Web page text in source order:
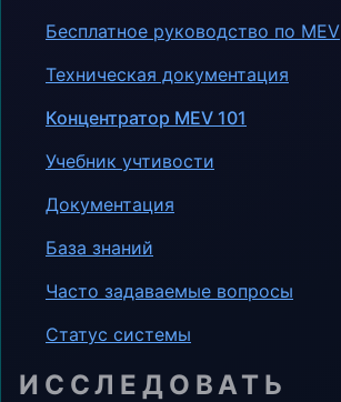
Бесплатное руководство по MEV
Техническая документация
Концентратор MEV 101
Учебник учтивости
Документация
База знаний
Часто задаваемые вопросы
Статус системы
ИССЛЕДОВАТЬ